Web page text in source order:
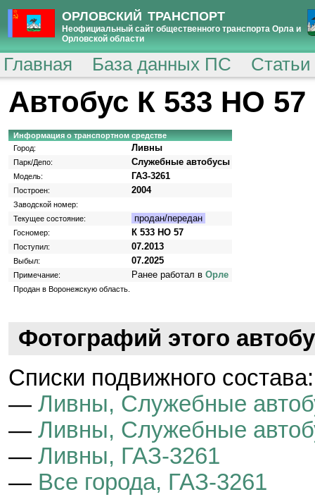
ОРЛОВСКИЙ ТРАНСПОРТ
Неофициальный сайт общественного транспорта Орла и
Орловской области
Главная База данных ПС
Автобус К 533 НО 57
Информация о транспортном средстве
Город:
Ливны
Парк/Депо: Служебные автобусы
Модель: ГАЗ-3261
Построен: 2004
Заводской номер:
Текущее состояние:
продан/передан
Госномер: К 533 НО 57
Поступил: 07.2013
Выбыл: 07.2025
Примечание: Ранее работал в Орле
Продан в Воронежскую область.
Фотографий этого
Cписки подвижного состава:
— Ливны, Служебные
— Ливны, Служебные
— Ливны, ГАЗ-3261
— Все города, ГАЗ-3261